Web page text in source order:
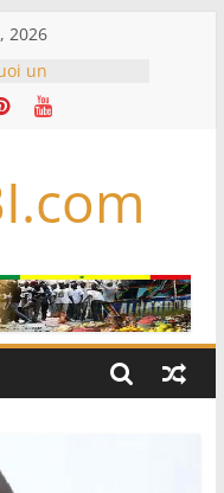
2026
un
de
Biya est hors
dominé par
TikTok pour tirer
ses univers
Mehdi